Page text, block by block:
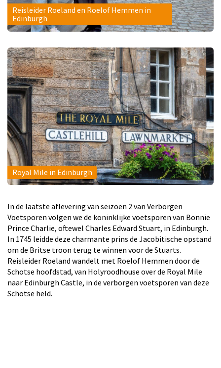
Reisleider Roeland en Roelof Hemmen in
Edinburgh
Royal Mile in Edinburgh
In de laatste aflevering van seizoen 2 van Verborgen
Voetsporen volgen we de koninklijke voetsporen van Bonnie
Prince Charlie, oftewel Charles Edward Stuart, in Edinburgh.
In 1745 leidde deze charmante prins de Jacobitische opstand
om de Britse troon terug te winnen voor de Stuarts.
Reisleider Roeland wandelt met Roelof Hemmen door de
Schotse hoofdstad, van Holyroodhouse over de Royal Mile
naar Edinburgh Castle, in de verborgen voetsporen van deze
Schotse held.